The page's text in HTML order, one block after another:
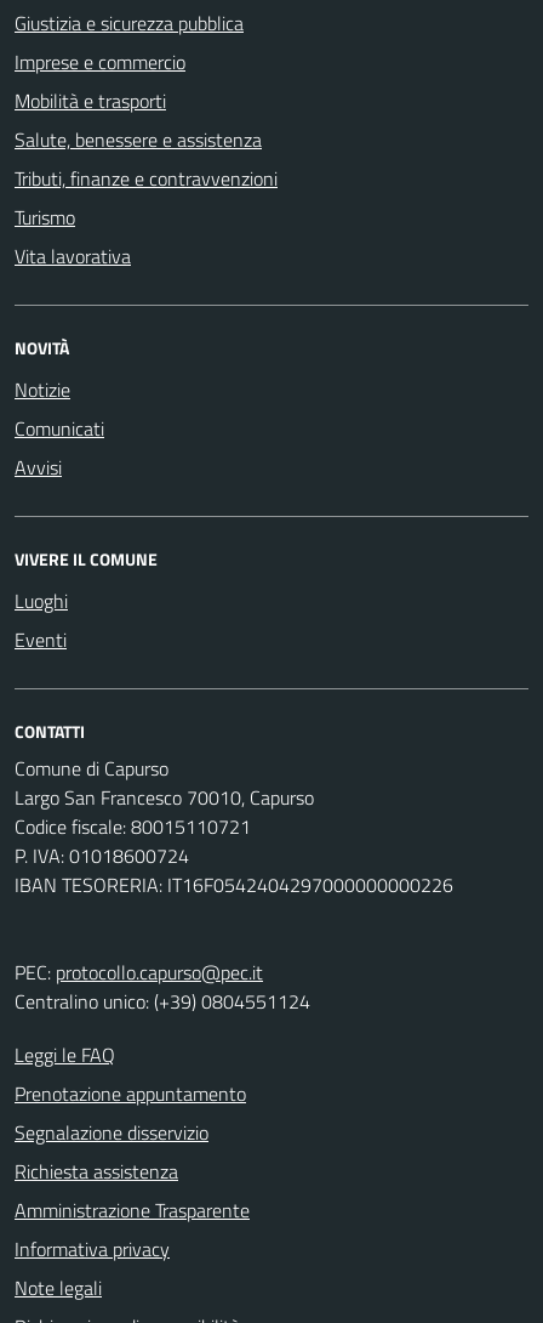
Giustizia e sicurezza pubblica
Imprese e commercio
Mobilità e trasporti
Salute, benessere e assistenza
Tributi, finanze e contravvenzioni
Turismo
Vita lavorativa
NOVITÀ
Notizie
Comunicati
Avvisi
VIVERE IL COMUNE
Luoghi
Eventi
CONTATTI
Comune di Capurso
Largo San Francesco 70010, Capurso
Codice fiscale: 80015110721
P. IVA: 01018600724
IBAN TESORERIA: IT16F0542404297000000000226
PEC: protocollo.capurso@pec.it
Centralino unico: (+39) 0804551124
Leggi le FAQ
Prenotazione appuntamento
Segnalazione disservizio
Richiesta assistenza
Amministrazione Trasparente
Informativa privacy
Note legali